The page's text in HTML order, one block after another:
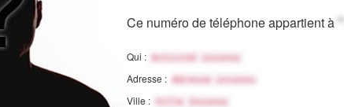
Ce numéro de téléphone appartient à
Qui : Activité inconnu
Adresse : Adresse inconnu
Ville : Ville Inconnu